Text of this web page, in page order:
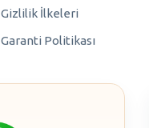
Gizlilik İlkeleri
Garanti Politikası